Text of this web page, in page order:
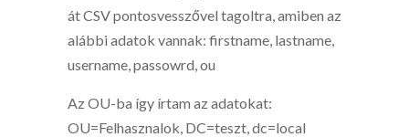
át CSV pontosvesszővel tagoltra, amiben az
alábbi adatok vannak: firstname, lastname,
username, passowrd, ou
Az OU-ba így írtam az adatokat:
OU=Felhasznalok, DC=teszt, dc=local